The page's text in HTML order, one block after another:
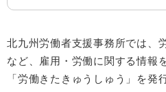
北九州労働者支援事務所では、
など、雇用・労働に関する情報
「労働きたきゅうしゅう」を発